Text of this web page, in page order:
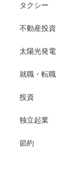
タクシー
不動産投資
太陽光発電
就職・転職
投資
独立起業
節約